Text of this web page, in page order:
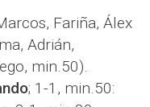
Fariña, Álex
Adrián,
min.50).
; 1-1, min.50: